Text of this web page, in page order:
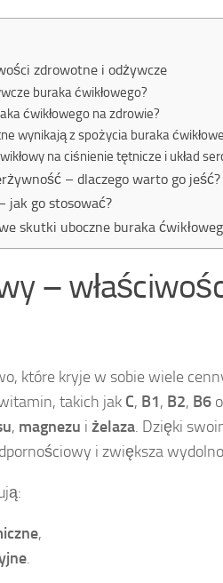
zdrowotne i odżywcze
buraka ćwikłowego?
ćwikłowego na zdrowie?
wynikają z spożycia buraka
na ciśnienie tętnicze i układ
– dlaczego warto go jeść?
jak go stosować?
skutki uboczne buraka
–
które kryje w sobie wiele
takich jak C, B1, B2, B6
, magnezu i żelaza. Dzięki
i zwiększa
,
.